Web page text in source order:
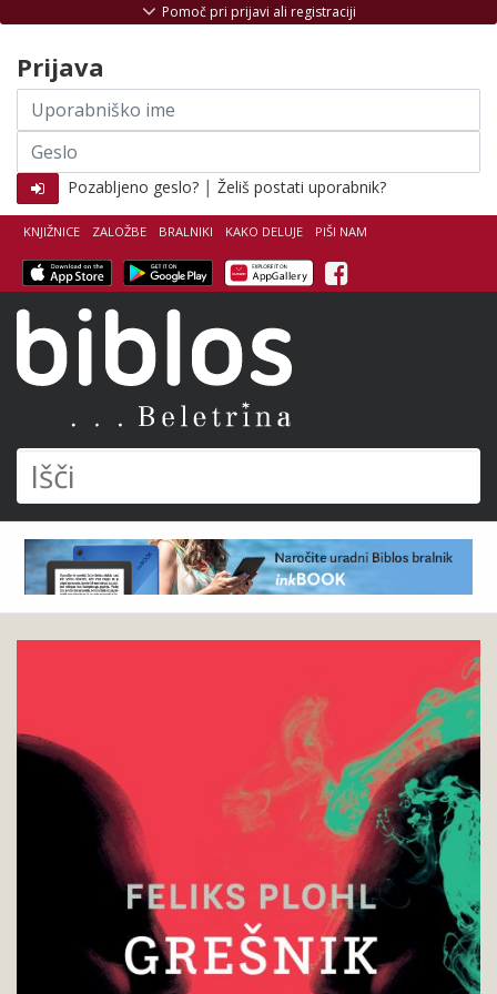
Išči
KNJIŽNICE ZALOŽBE BRALNIKI KAKO DELUJE PIŠI NAM
Facebook
Pomoč pri prijavi ali registraciji
Prijava
Uporabniško
ime
Geslo
Pozabljeno geslo? | Želiš postati uporabnik?
Feliks
Grešnik
kvadrat
knjigo